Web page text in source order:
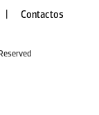
Contactos